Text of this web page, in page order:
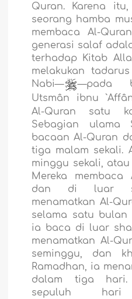
Quran. Karena
seorang hamba
membaca Al-
generasi salaf
terhadap Kitab
melakukan
Nabi—
—pada
Utsmân ibnu
Al-Quran satu
Sebagian ulama
bacaan Al-Quran
tiga malam sekali.
minggu sekali,
Mereka
dan di luar
menamatkan Al-
selama satu bulan
ia baca di luar
menamatkan Al-
seminggu, dan
Ramadhan, ia
dalam tiga hari.
sepuluh